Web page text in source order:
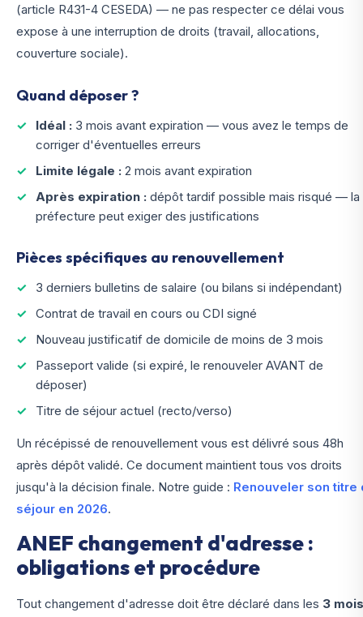
(article R431-4 CESEDA) — ne pas respecter ce délai vous
expose à une interruption de droits (travail, allocations,
couverture sociale).
Quand déposer ?
Idéal : 3 mois avant expiration — vous avez le temps de
corriger d'éventuelles erreurs
Limite légale : 2 mois avant expiration
Après expiration : dépôt tardif possible mais risqué — la
préfecture peut exiger des justifications
Pièces spécifiques au renouvellement
3 derniers bulletins de salaire (ou bilans si indépendant)
Contrat de travail en cours ou CDI signé
Nouveau justificatif de domicile de moins de 3 mois
Passeport valide (si expiré, le renouveler AVANT de
déposer)
Titre de séjour actuel (recto/verso)
Un récépissé de renouvellement vous est délivré sous 48h
après dépôt validé. Ce document maintient tous vos droits
jusqu'à la décision finale. Notre guide : Renouveler son titre
séjour en 2026.
ANEF changement d'adresse :
obligations et procédure
Tout changement d'adresse doit être déclaré dans les 3 mois